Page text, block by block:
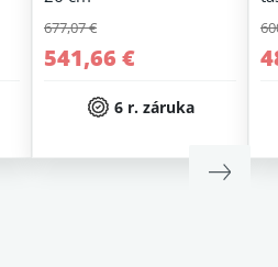
677,07 €
541,66 €
6 r. záruka